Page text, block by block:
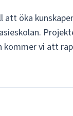
öka
kommer vi att